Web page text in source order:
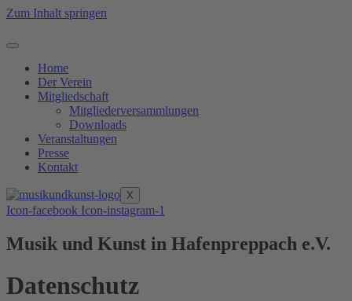
Zum Inhalt springen
Home
Der Verein
Mitgliedschaft
Mitgliederversammlungen
Downloads
Veranstaltungen
Presse
Kontakt
X
Icon-facebook Icon-instagram-1
Musik und Kunst in Hafenpreppach e.V.
Datenschutz